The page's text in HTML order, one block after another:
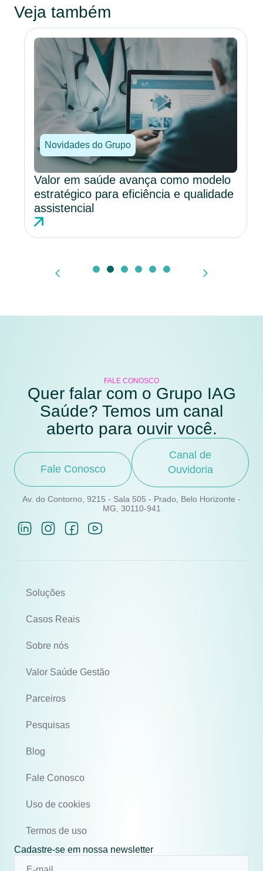
Veja também
Novidades do Grupo
Valor em saúde avança como modelo
estratégico para eficiência e qualidade
assistencial
FALE CONOSCO
Quer falar com o Grupo IAG
Saúde? Temos um canal
aberto para ouvir você.
Fale Conosco
Canal de
Ouvidoria
Av. do Contorno, 9215 - Sala 505 - Prado, Belo Horizonte -
MG, 30110-941
Soluções
Casos Reais
Sobre nós
Valor Saúde Gestão
Parceiros
Pesquisas
Blog
Fale Conosco
Uso de cookies
Termos de uso
Cadastre-se em nossa newsletter